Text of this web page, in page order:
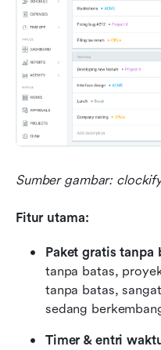
Sumber gambar:
Fitur utama:
Paket gratis tanpa
tanpa batas,
tanpa batas,
sedang
Timer & entri